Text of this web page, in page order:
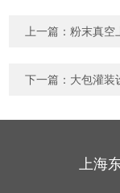
上一篇：粉末真空
下一篇： 大包灌装
上海